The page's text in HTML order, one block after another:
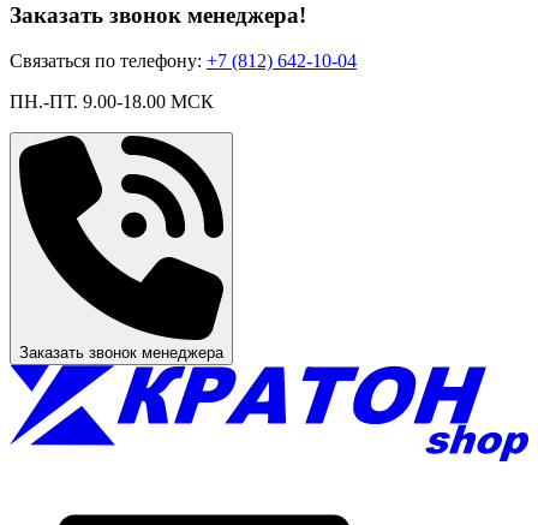
Заказать звонок менеджера!
Связаться по телефону: +7 (812) 642-10-04
ПН.-ПТ. 9.00-18.00 МСК
Заказать звонок менеджера